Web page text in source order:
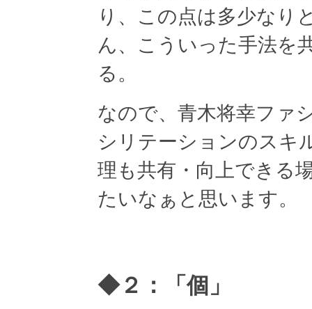
り、この点は多少なり
ん、こういった手法を
る。
なので、青木将幸ファ
シリテーションのスキ
理も共有・向上できる
たいなぁと思います。
◆２：「個」